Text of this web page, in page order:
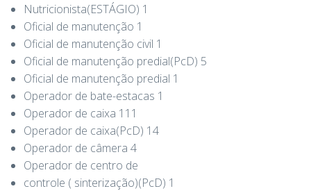
Nutricionista(ESTÁGIO) 1
Oficial de manutenção 1
Oficial de manutenção civil 1
Oficial de manutenção predial(PcD) 5
Oficial de manutenção predial 1
Operador de bate-estacas 1
Operador de caixa 111
Operador de caixa(PcD) 14
Operador de câmera 4
Operador de centro de
controle ( sinterização)(PcD) 1